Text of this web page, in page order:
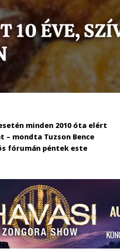
minden 2010 óta elért
– mondta Tuzson Bence
fórumán péntek este